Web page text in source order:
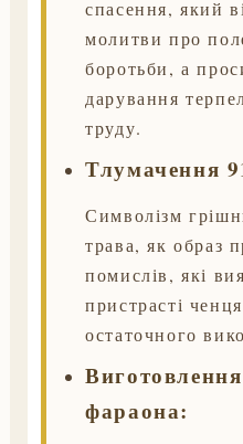
спасення, який
молитви про
боротьби, а
дарування
труду.
Тлумачення
Символізм
трава, як образ
помислів, які
пристрасті
остаточного
фараона: